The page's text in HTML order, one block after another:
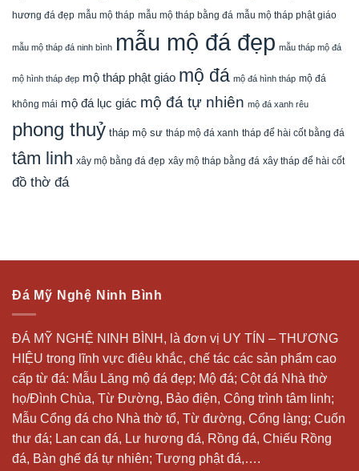
hương đá đẹp mẫu mộ tháp mẫu mộ tháp bằng đá mẫu mộ tháp phật giáo
mẫu mộ tháp đá ninh bình mẫu mộ đá đẹp mẫu tháp mộ đá
mộ hình tháp đẹp mộ tháp phật giáo mộ đá mộ đá hình tháp mộ đá
không mái mộ đá lục giác mộ đá tự nhiên mộ đá xanh rêu
phong thuỷ tháp mộ sư tháp mộ đá xanh tháp để hài cốt bằng đá
tâm linh xây mộ bằng đá đẹp xây mộ tháp bằng đá xây tháp để hài cốt
đồ thờ đá
Đá Mỹ Nghệ Ninh Bình
ĐÁ MỸ NGHỆ NINH BÌNH, là đơn vị UY TÍN – THƯƠNG
HIỆU trong lĩnh vực điêu khắc, chế tác các sản phẩm cao
cấp từ đá: Mẫu Lăng mộ đá đẹp; Mộ đá; Cột đá Nhà thờ
họ/Đình Chùa, Từ Đường, Bảo điện, Công trình tâm linh;
Mẫu Cổng đá cho Nhà thờ tổ, Từ đường, Cổng làng; Cuốn
thư đá; Lan can đá, Lư hương đá, Rồng đá, Chiếu Rồng
đá, Bàn ghế đá tự nhiên; Tượng phật đá,….